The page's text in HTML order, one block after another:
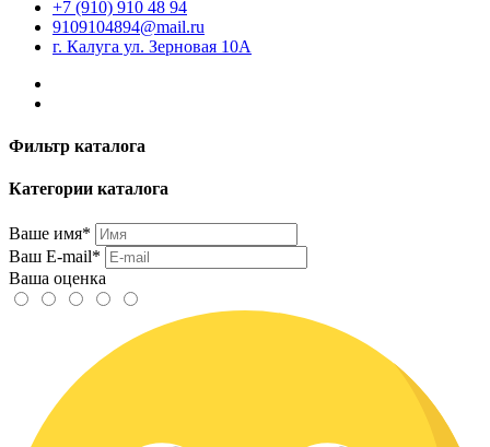
+7 (910) 910 48 94
9109104894@mail.ru
г. Калуга ул. Зерновая 10А
Фильтр каталога
Категории каталога
Ваше имя*
Ваш E-mail*
Ваша оценка